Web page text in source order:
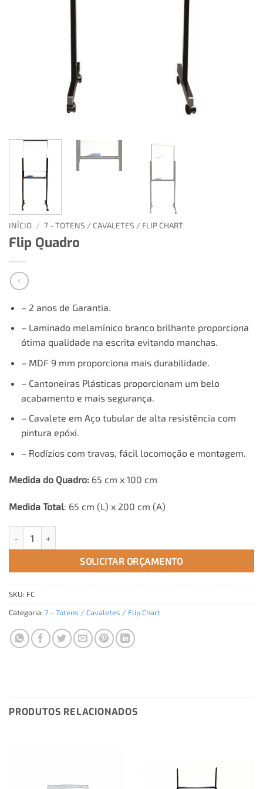
INÍCIO / 7 - TOTENS / CAVALETES / FLIP CHART
Flip Quadro
– 2 anos de Garantia.
– Laminado melamínico branco brilhante proporciona
ótima qualidade na escrita evitando manchas.
– MDF 9 mm proporciona mais durabilidade.
– Cantoneiras Plásticas proporcionam um belo
acabamento e mais segurança.
– Cavalete em Aço tubular de alta resistência com
pintura epóxi.
– Rodízios com travas, fácil locomoção e montagem.
Medida do Quadro: 65 cm x 100 cm
Medida Total: 65 cm (L) x 200 cm (A)
SOLICITAR ORÇAMENTO
SKU: FC
Categoria: 7 - Totens / Cavaletes / Flip Chart
PRODUTOS RELACIONADOS